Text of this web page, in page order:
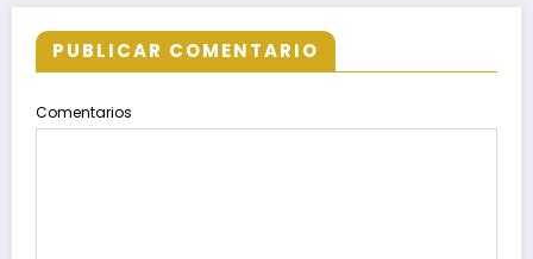
PUBLICAR COMENTARIO
Comentarios